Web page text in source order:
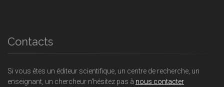
Contacts
Si vous êtes un éditeur scientifique, un centre de recherche, un
enseignant, un chercheur n'hésitez pas à nous contacter